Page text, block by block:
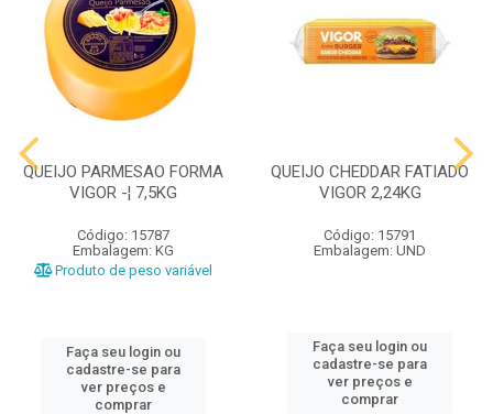
QUEIJO PARMESAO FORMA
VIGOR -¦ 7,5KG
Código: 15787
Embalagem: KG
Produto de peso variável
Faça seu login ou
cadastre-se para
ver preços e
comprar
QUEIJO CHEDDAR FATIADO
VIGOR 2,24KG
Código: 15791
Embalagem: UND
Faça seu login ou
cadastre-se para
ver preços e
comprar